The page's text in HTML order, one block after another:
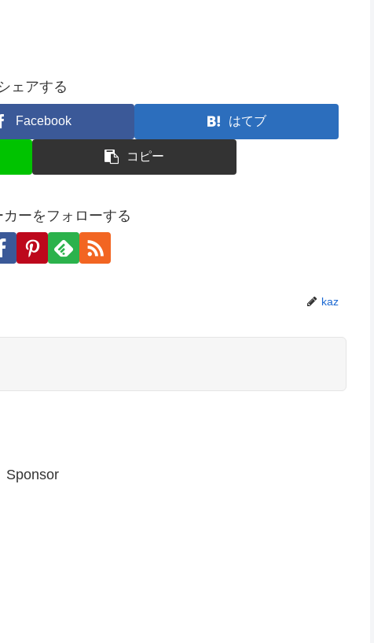
ェアする
Facebook はてブ
コピー
ーをフォローする
kaz
Sponsor